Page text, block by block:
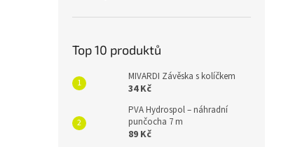
Top 10 produktů
MIVARDI Závěska s kolíčkem
34 Kč
PVA Hydrospol – náhradní
punčocha 7 m
89 Kč